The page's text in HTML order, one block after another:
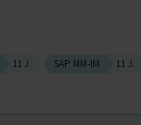
11 J. SAP MM-IM
11 J.